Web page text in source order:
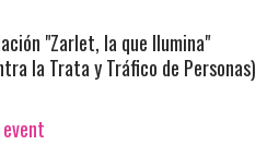
"Zarlet, la que Ilumina"
la Trata y Tráfico de Personas)